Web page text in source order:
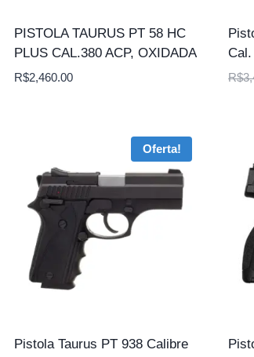
PISTOLA TAURUS PT 58 HC
PLUS CAL.380 ACP, OXIDADA
R$2,460.00 R$
Oferta!
Pistola Taurus PT 938 Calibre